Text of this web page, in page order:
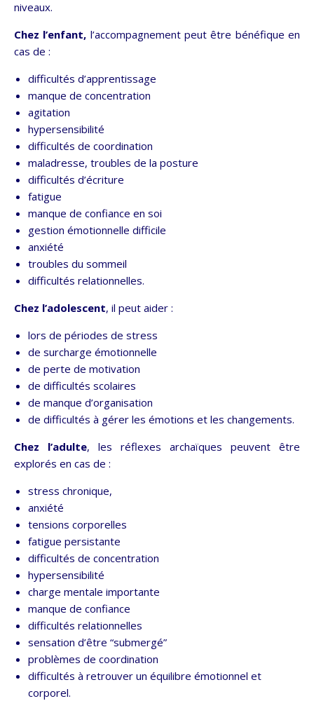
niveaux.
Chez l’enfant, l’accompagnement peut être bénéfique en
cas de :
difficultés d’apprentissage
manque de concentration
agitation
hypersensibilité
difficultés de coordination
maladresse, troubles de la posture
difficultés d’écriture
fatigue
manque de confiance en soi
gestion émotionnelle difficile
anxiété
troubles du sommeil
difficultés relationnelles.
Chez l’adolescent, il peut aider :
lors de périodes de stress
de surcharge émotionnelle
de perte de motivation
de difficultés scolaires
de manque d’organisation
de difficultés à gérer les émotions et les changements.
Chez l’adulte, les réflexes archaïques peuvent être
explorés en cas de :
stress chronique,
anxiété
tensions corporelles
fatigue persistante
difficultés de concentration
hypersensibilité
charge mentale importante
manque de confiance
difficultés relationnelles
sensation d’être “submergé”
problèmes de coordination
difficultés à retrouver un équilibre émotionnel et
corporel.